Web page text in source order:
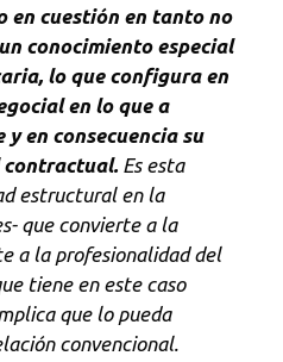
en cuestión en tanto no
conocimiento especial
lo que configura en
en lo que a
en consecuencia su
Es esta
estructural en la
que convierte a la
a la profesionalidad del
tiene en este caso
que lo pueda
convencional.